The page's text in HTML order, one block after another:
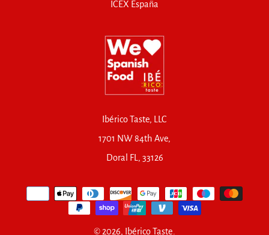
ICEX España
Ibérico Taste, LLC
1701 NW 84th Ave,
Doral FL, 33126
© 2026, Ibérico Taste